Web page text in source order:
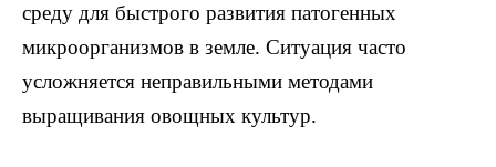
среду для быстрого развития патогенных
микроорганизмов в земле. Ситуация часто
усложняется неправильными методами
выращивания овощных культур.